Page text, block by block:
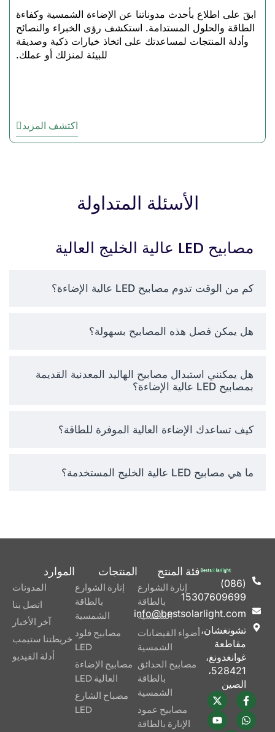
المخازن ومستودعات التصنيع
ورش العمل والمصانع
الصالات الرياضية والصالات
كيفية اختيار أفضل
عند اختيار مصابيح LED عالية
الإضاءة بمصابيح LED، ضع في
أسقفك؟ تحتاج الأسقف الأعلى
السطوع الذي تريده؟ نقيس
سطوعاً.
ناتج الإضاءة: تُقاس الأضواء
سطوع الغرف.
نمط التركيب:قلادة أو
اختيار ما يناسب ترتيبك.
درجة حرارة اللون:حدد اللون
خبراء الإضاءة لدينا متاحين
لتقديم المشورة لك بنصائح خاصة
بناءً على متطلبات الإضاءة في
منشأتك.
لماذا تشتري مصابيح
LED عالية الخليج من
Best Solar Light؟
مواد عالية الجودة وأجزاء
ابقَ على اطلاع بأحدث مدوناتنا عن الإضاءة الشمسية وكفاءة
الطاقة والحلول المستدامة. استكشف رؤى الخبراء والنصائح
وأدلة المنتجات لمساعدتك على اتخاذ خيارات ذكية وصديقة
للبيئة لمنزلك أو عملك.
اكتشف المزيد
الأسئلة المتداولة
مصابيح LED عالية الخليج العالية
كم من الوقت تدوم مصابيح LED عالية الإضاءة؟
هل يمكن فصل هذه المصابيح بسهولة؟
هل يمكنني استبدال مصابيح الهاليد المعدنية القديمة
بمصابيح LED عالية الإضاءة؟
كيف تساعدك الإضاءة العالية الموفرة للطاقة؟
ما هي مصابيح LED عالية الخليج المستخدمة؟
(086)
15307609699
info@bestsolarlight.com
تشونغشان،
مقاطعة
غوانغدونغ،
528421،
الصين
فئة المنتج
إنارة الشوارع
بالطاقة
الشمسية
أضواء الفيضانات
الشمسية
مصابيح الحدائق
بالطاقة
الشمسية
مصابيح عمود
الإنارة بالطاقة
المنتجات
إنارة الشوارع
بالطاقة
الشمسية
مصابيح فلود
LED
مصابيح الإضاءة
العالية LED
مصباح الشارع
LED
الموارد
المدونات
اتصل بنا
آخر الأخبار
خريطتنا ستيمب
أدلة الفيديو